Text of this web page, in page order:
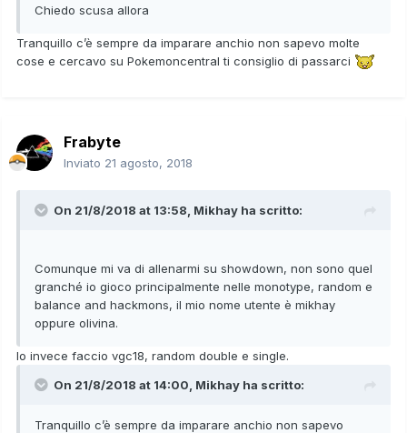
Chiedo scusa allora
Tranquillo c’è sempre da imparare anchio non sapevo molte
cose e cercavo su Pokemoncentral ti consiglio di passarci
Frabyte
Inviato 21 agosto, 2018
On 21/8/2018 at 13:58, Mikhay ha scritto:
Comunque mi va di allenarmi su showdown, non sono quel
granché io gioco principalmente nelle monotype, random e
balance and hackmons, il mio nome utente è mikhay
oppure olivina.
Io invece faccio vgc18, random double e single.
On 21/8/2018 at 14:00, Mikhay ha scritto:
Tranquillo c’è sempre da imparare anchio non sapevo